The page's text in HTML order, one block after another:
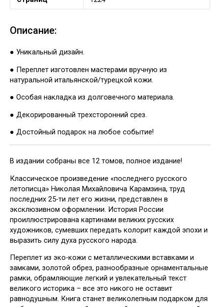
Описание:
● Уникальный дизайн.
● Переплет изготовлен мастерами вручную из
натуральной итальянской/турецкой кожи.
● Особая накладка из долговечного материала.
● Декорированный трехсторонний срез.
● Достойный подарок на любое событие!
В издании собраны все 12 томов, полное издание!
Классическое произведение «последнего русского
летописца» Николая Михайловича Карамзина, труд
последних 25-ти лет его жизни, представлен в
эксклюзивном оформлении. История России
проиллюстрирована картинами великих русских
художников, сумевших передать колорит каждой эпохи и
выразить силу духа русского народа.
Переплет из эко-кожи с металлическими вставками и
замками, золотой обрез, разнообразные орнаментальные
рамки, обрамляющие легкий и увлекательный текст
великого историка – все это никого не оставит
равнодушным. Книга станет великолепным подарком для